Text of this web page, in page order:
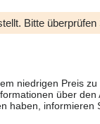
Bitte
niedrigen Preis
über
haben,